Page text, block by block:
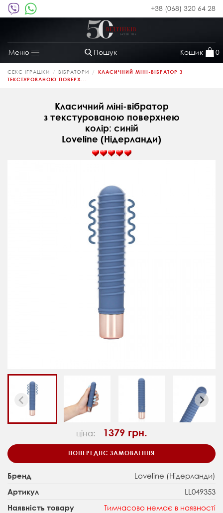
+38 (068) 320 64 28
Пошук Кошик 0
Меню
Toggle
navigation
СЕКС ІГРАШКИ ВІБРАТОРИ
КЛАСИЧНИЙ МІНІ-ВІБРАТОР З
ТЕКСТУРОВАНОЮ ПОВЕРХ...
Класичний міні-вібратор
з текстурованою поверхнею
колір: синій
Loveline (Нідерланди)
ціна: 1379 грн.
ПОПЕРЕДНЄ ЗАМОВЛЕННЯ
Бренд Loveline (Нідерланди)
Артикул LL049353
Наявність товару Тимчасово немає в наявності